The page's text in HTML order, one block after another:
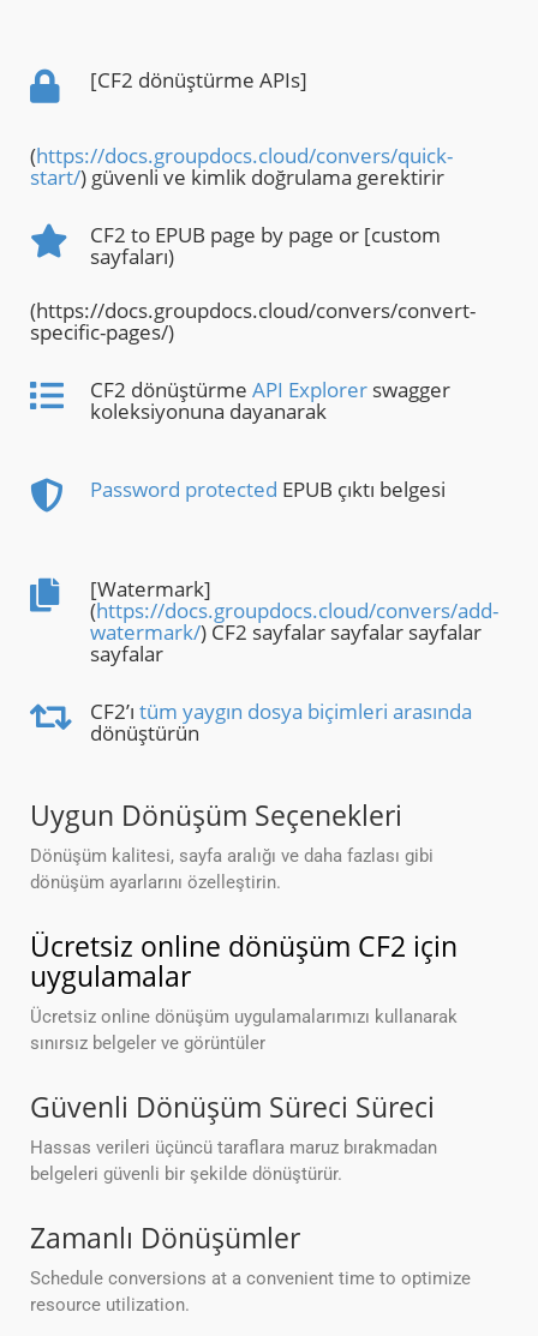
[CF2 dönüştürme APIs]
(https://docs.groupdocs.cloud/convers/quick-
start/) güvenli ve kimlik doğrulama gerektirir
CF2 to EPUB page by page or [custom
sayfaları)
(https://docs.groupdocs.cloud/convers/convert-
specific-pages/)
CF2 dönüştürme API Explorer swagger
koleksiyonuna dayanarak
Password protected EPUB çıktı belgesi
[Watermark]
(https://docs.groupdocs.cloud/convers/add-
watermark/) CF2 sayfalar sayfalar sayfalar
sayfalar
CF2’ı tüm yaygın dosya biçimleri arasında
dönüştürün
Uygun Dönüşüm Seçenekleri
Dönüşüm kalitesi, sayfa aralığı ve daha fazlası gibi
dönüşüm ayarlarını özelleştirin.
Ücretsiz online dönüşüm CF2 için
uygulamalar
Ücretsiz online dönüşüm uygulamalarımızı kullanarak
sınırsız belgeler ve görüntüler
Güvenli Dönüşüm Süreci Süreci
Hassas verileri üçüncü taraflara maruz bırakmadan
belgeleri güvenli bir şekilde dönüştürür.
Zamanlı Dönüşümler
Schedule conversions at a convenient time to optimize
resource utilization.